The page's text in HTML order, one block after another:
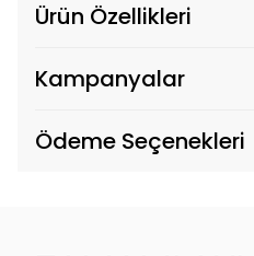
Ürün Özellikleri
Kampanyalar
Ödeme Seçenekleri